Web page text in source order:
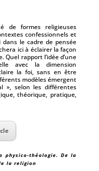
de formes religieuses
confessionnels et
le cadre de pensée
ici à éclairer la façon
rapport l’idée d’une
avec la dimension
la foi, sans en être
modèles émergent
», selon les différentes
théorique, pratique,
physico-théologie. De la
la religion